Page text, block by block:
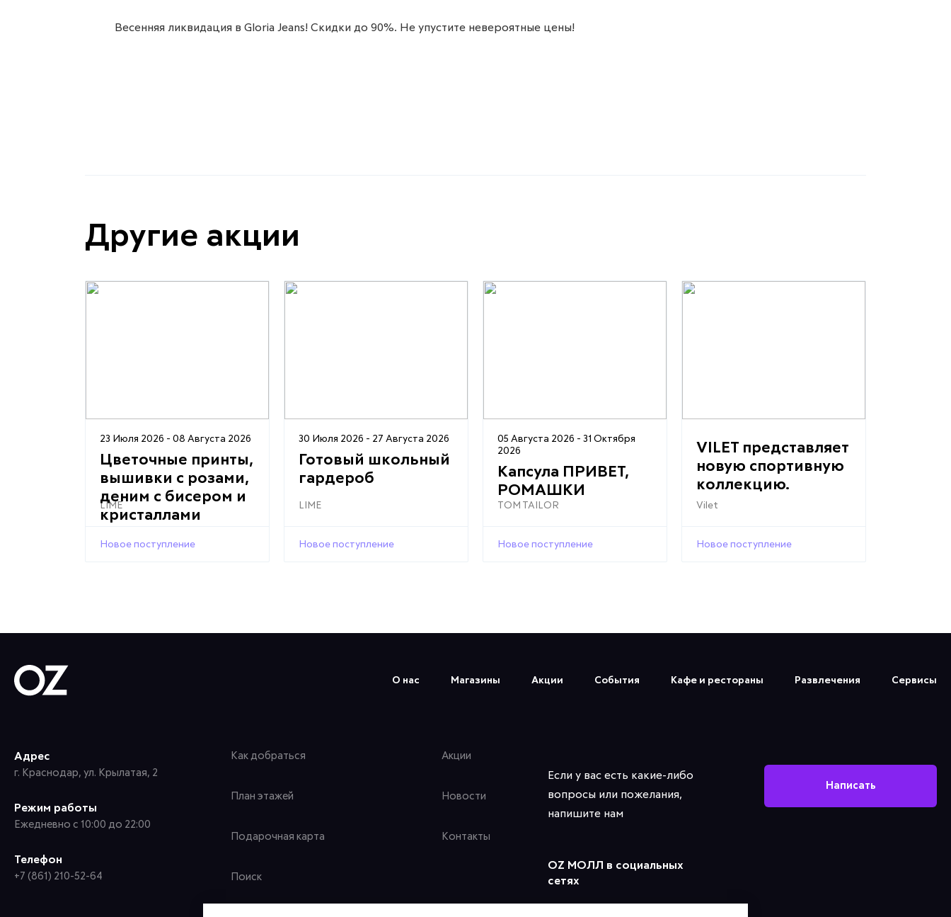
Весенняя ликвидация в Gloria Jeans! Скидки до 90%. Не упустите невероятные цены!
Другие акции
23 Июля 2026 - 08 Августа 2026
Цветочные принты,
вышивки с розами,
деним с бисером и
кристаллами
LIME
Новое поступление
30 Июля 2026 - 27 Августа 2026
Готовый школьный
гардероб
LIME
Новое поступление
05 Августа 2026 - 31 Октября
2026
Капсула ПРИВЕТ,
РОМАШКИ
TOM TAILOR
Новое поступление
VILET представляет
новую спортивную
коллекцию.
Vilet
Новое поступление
О нас Магазины Акции События Кафе и рестораны Развлечения Сервисы
Адрес
г. Краснодар, ул. Крылатая, 2
Режим работы
Ежедневно с 10:00 до 22:00
Телефон
+7 (861) 210-52-64
Как добраться
План этажей
Подарочная карта
Поиск
Акции
Новости
Контакты
Если у вас есть какие-либо
вопросы или пожелания,
напишите нам
OZ МОЛЛ в социальных
сетях
Написать